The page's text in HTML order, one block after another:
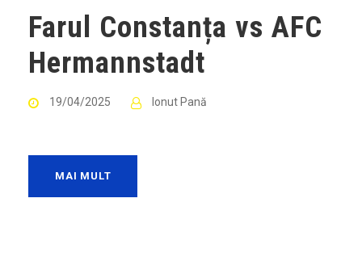
Farul Constanța vs AFC
Hermannstadt
19/04/2025 Ionut Pană
MAI MULT